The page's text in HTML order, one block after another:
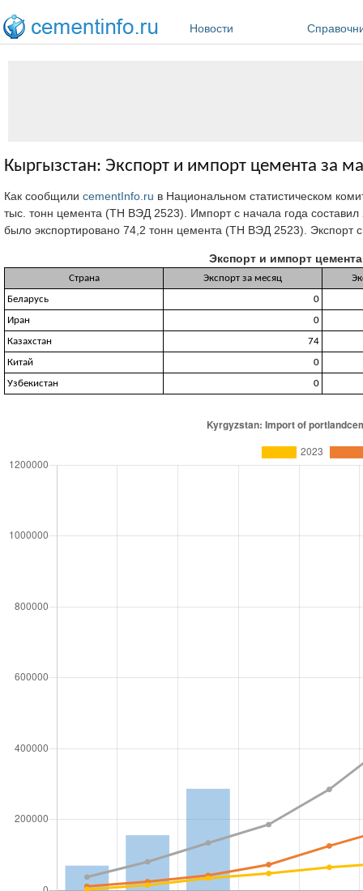
Новости
Кыргызстан: Экспорт и импорт цемента за
Как сообщили cementInfo.ru в Национальном статистическом
тыс. тонн цемента (ТН ВЭД 2523). Импорт с начала года составил
было экспортировано 74,2 тонн цемента (ТН ВЭД 2523). Экспорт
Экспорт и импорт
Страна Экспорт за месяц
Беларусь
0
Иран
0
Казахстан
74
Китай
0
Узбекистан
0